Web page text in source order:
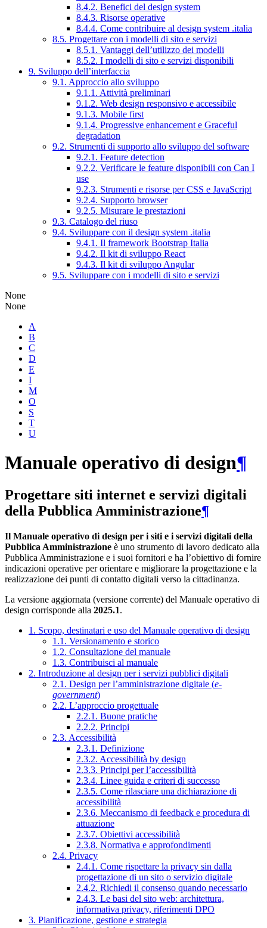
8.4.2. Benefici del design system
8.4.3. Risorse operative
8.4.4. Come contribuire al design system .italia
8.5. Progettare con i modelli di sito e servizi
8.5.1. Vantaggi dell’utilizzo dei modelli
8.5.2. I modelli di sito e servizi disponibili
9. Sviluppo dell’interfaccia
9.1. Approccio allo sviluppo
9.1.1. Attività preliminari
9.1.2. Web design responsivo e accessibile
9.1.3. Mobile first
9.1.4. Progressive enhancement e Graceful
degradation
9.2. Strumenti di supporto allo sviluppo del software
9.2.1. Feature detection
9.2.2. Verificare le feature disponibili con Can I
use
9.2.3. Strumenti e risorse per CSS e JavaScript
9.2.4. Supporto browser
9.2.5. Misurare le prestazioni
9.3. Catalogo del riuso
9.4. Sviluppare con il design system .italia
9.4.1. Il framework Bootstrap Italia
9.4.2. Il kit di sviluppo React
9.4.3. Il kit di sviluppo Angular
9.5. Sviluppare con i modelli di sito e servizi
None
None
A
B
C
D
E
I
M
O
S
T
U
Manuale operativo di design¶
Progettare siti internet e servizi digitali
della Pubblica Amministrazione¶
Il Manuale operativo di design per i siti e i servizi digitali della
Pubblica Amministrazione è uno strumento di lavoro dedicato alla
Pubblica Amministrazione e i suoi fornitori e ha l’obiettivo di fornire
indicazioni operative per orientare e migliorare la progettazione e la
realizzazione dei punti di contatto digitali verso la cittadinanza.
La versione aggiornata (versione corrente) del Manuale operativo di
design corrisponde alla 2025.1.
1. Scopo, destinatari e uso del Manuale operativo di design
1.1. Versionamento e storico
1.2. Consultazione del manuale
1.3. Contribuisci al manuale
2. Introduzione al design per i servizi pubblici digitali
2.1. Design per l’amministrazione digitale (e-
government)
2.2. L’approccio progettuale
2.2.1. Buone pratiche
2.2.2. Principi
2.3. Accessibilità
2.3.1. Definizione
2.3.2. Accessibilità by design
2.3.3. Principi per l’accessibilità
2.3.4. Linee guida e criteri di successo
2.3.5. Come rilasciare una dichiarazione di
accessibilità
2.3.6. Meccanismo di feedback e procedura di
attuazione
2.3.7. Obiettivi accessibilità
2.3.8. Normativa e approfondimenti
2.4. Privacy
2.4.1. Come rispettare la privacy sin dalla
progettazione di un sito o servizio digitale
2.4.2. Richiedi il consenso quando necessario
2.4.3. Le basi del sito web: architettura,
informativa privacy, riferimenti DPO
3. Pianificazione, gestione e strategia